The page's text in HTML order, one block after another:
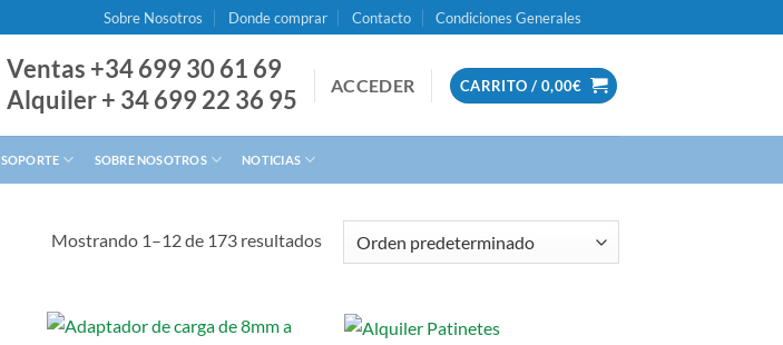
Sobre Nosotros Donde comprar Contacto Condiciones Generales
Ventas +34 699 30 61 69
Alquiler + 34 699 22 36 95
ACCEDER CARRITO / 0,00€
SOPORTE SOBRE NOSOTROS NOTICIAS
Mostrando 1–12 de 173 resultados